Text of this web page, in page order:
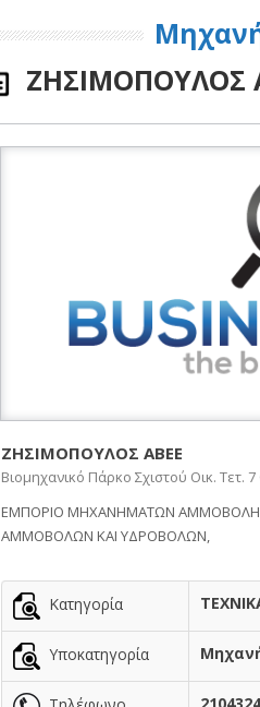
ΖΗΣΙΜΟΠΟΥΛΟΣ
ΖΗΣΙΜΟΠΟΥΛΟΣ ΑΒΕΕ
Βιομηχανικό Πάρκο Σχιστού Οικ. Τετ.
ΕΜΠΟΡΙΟ ΜΗΧΑΝΗΜΑΤΩΝ ΑΜΜΟΒΟΛΗΣ
ΑΜΜΟΒΟΛΩΝ ΚΑΙ ΥΔΡΟΒΟΛΩΝ,
Κατηγορία
Υποκατηγορία